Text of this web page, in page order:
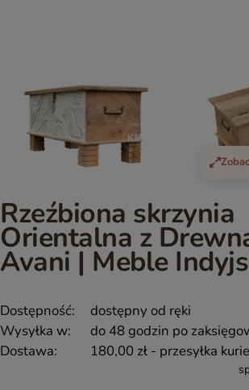
Rzeźbiona skrzynia
Orientalna z
Avani | Meble
Dostępność:
dostępny od ręki
Wysyłka w:
do 48 godzin po
Dostawa:
180,00 zł - przesyłka